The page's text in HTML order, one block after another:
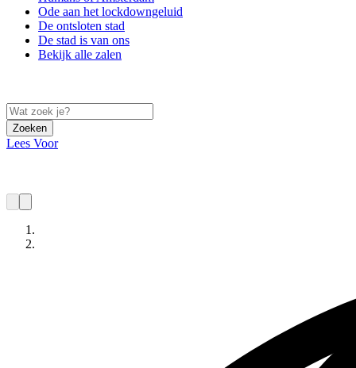
Ode aan het lockdowngeluid
De ontsloten stad
De stad is van ons
Bekijk alle zalen
Zoeken
Lees Voor